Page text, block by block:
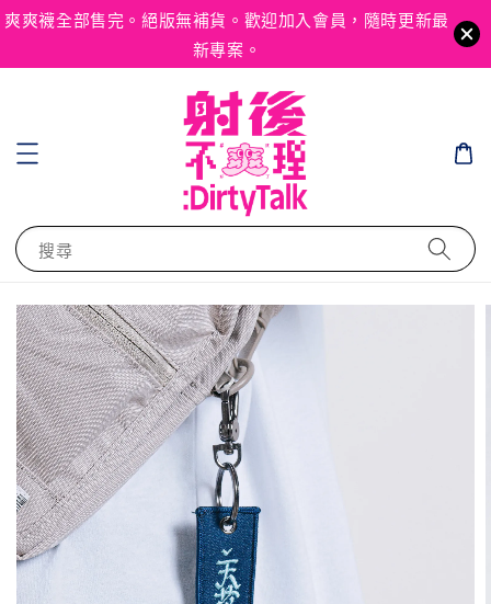
爽爽襪全部售完。絕版無補貨。歡迎加入會員，隨時更新最
新專案。
搜尋